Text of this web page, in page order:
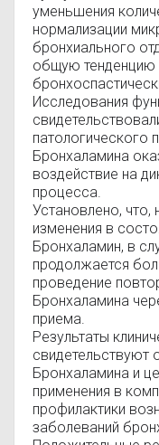
уменьшения
нормализации
бронхиального
общую тенденцию
Исследования
патологического
Бронхаламина
воздействие на
процесса.
Установлено,
изменения в
Бронхаламин, в
продолжается
проведение
Бронхаламина
приема.
Результаты
свидетельствуют
Бронхаламина и
применения в
профилактики
заболеваний